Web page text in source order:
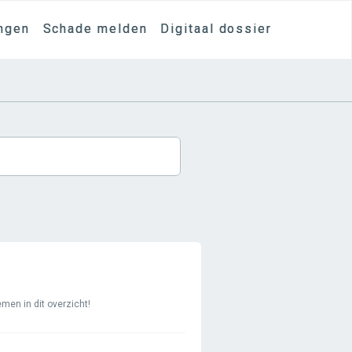
Schade melden Digitaal dossier
in dit overzicht!